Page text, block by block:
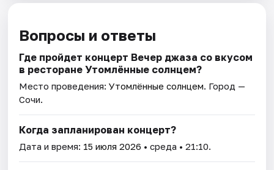
Вопросы и ответы
Где пройдет концерт Вечер джаза со вкусом
в ресторане Утомлённые солнцем?
Место проведения:Утомлённые солнцем. Город —
Сочи.
Когда запланирован концерт?
Дата и время: 15 июля 2026 • среда • 21:10.